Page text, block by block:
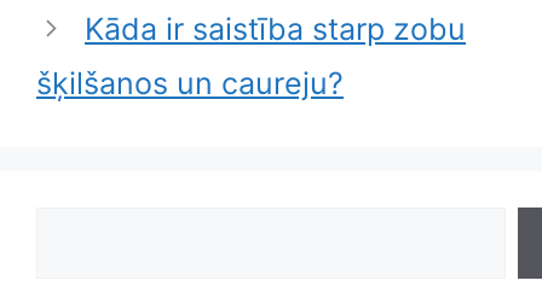
Kāda ir saistība starp zobu
šķilšanos un caureju?